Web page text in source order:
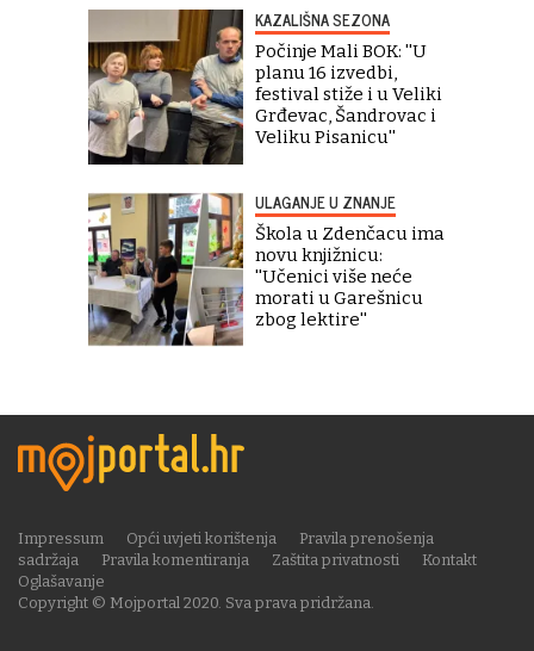
KAZALIŠNA SEZONA
Počinje Mali BOK: ''U
planu 16 izvedbi,
festival stiže i u Veliki
Grđevac, Šandrovac i
Veliku Pisanicu''
ULAGANJE U ZNANJE
Škola u Zdenčacu ima
novu knjižnicu:
''Učenici više neće
morati u Garešnicu
zbog lektire''
Copyright © Mojportal 2020. Sva prava pridržana.
Impressum Opći uvjeti korištenja
Pravila prenošenja
sadržaja
Pravila komentiranja Zaštita privatnosti
Kontakt
Oglašavanje